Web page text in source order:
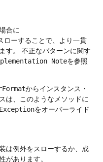
合に
ローすることで、より一貫
す。
不正なパターンに関す
Noteを参照
からインスタンス・
は、このようなメソッドに
をオーバーライド
は例外をスローするか、成
があります。